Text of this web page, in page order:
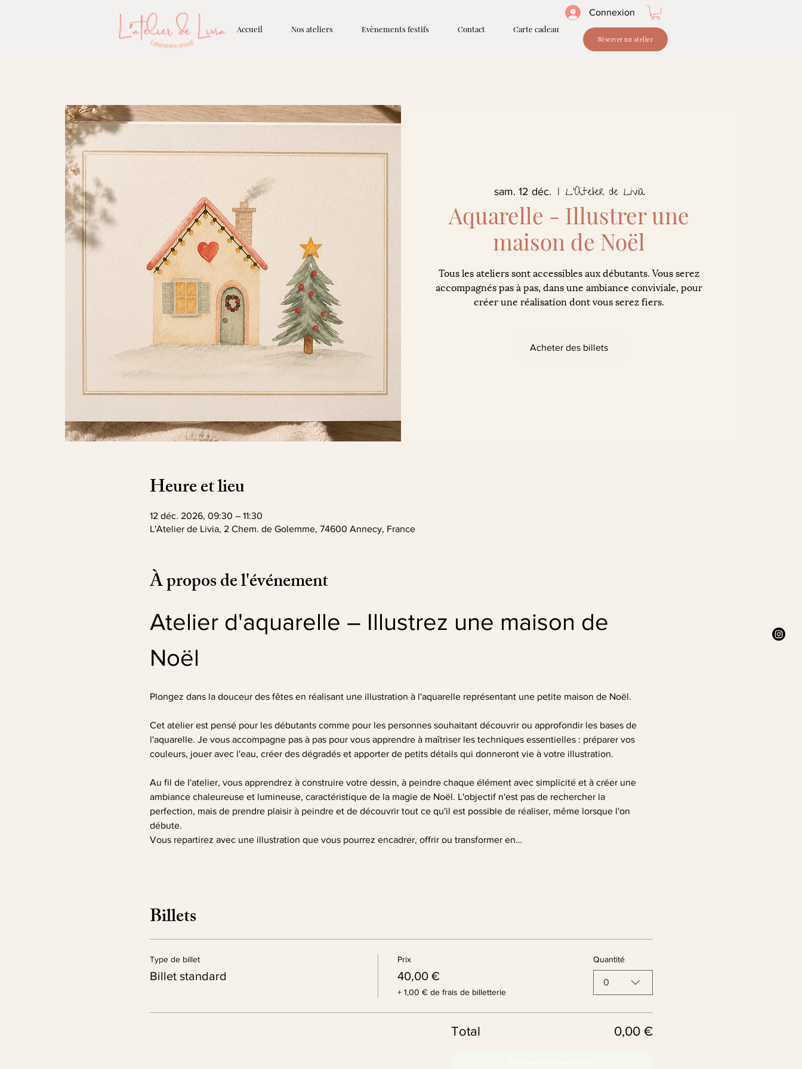
Connexion
Accueil
Nos ateliers Evènements festifs Contact Carte cadeau
Réserver un atelier
sam. 12 déc.
  |
L'Atelier de Livia
Aquarelle - Illustrer une
maison de Noël
Tous les ateliers sont accessibles aux débutants. Vous serez
accompagnés pas à pas, dans une ambiance conviviale, pour
créer une réalisation dont vous serez fiers.
Acheter des billets
Heure et lieu
12 déc. 2026, 09:30 – 11:30
L'Atelier de Livia, 2 Chem. de Golemme, 74600 Annecy, France
À propos de l'événement
Atelier d'aquarelle – Illustrez une maison de
Noël
Plongez dans la douceur des fêtes en réalisant une illustration à l'aquarelle représentant une petite maison de Noël.
Cet atelier est pensé pour les débutants comme pour les personnes souhaitant découvrir ou approfondir les bases de
l'aquarelle. Je vous accompagne pas à pas pour vous apprendre à maîtriser les techniques essentielles : préparer vos
couleurs, jouer avec l'eau, créer des dégradés et apporter de petits détails qui donneront vie à votre illustration.
Au fil de l'atelier, vous apprendrez à construire votre dessin, à peindre chaque élément avec simplicité et à créer une
ambiance chaleureuse et lumineuse, caractéristique de la magie de Noël. L'objectif n'est pas de rechercher la
perfection, mais de prendre plaisir à peindre et de découvrir tout ce qu'il est possible de réaliser, même lorsque l'on
débute.
Vous repartirez avec une illustration que vous pourrez encadrer, offrir ou transformer en…
Billets
Type de billet
Billet standard
Prix
40,00 €
+ 1,00 € de frais de billetterie
Quantité
0
Total 0,00 €